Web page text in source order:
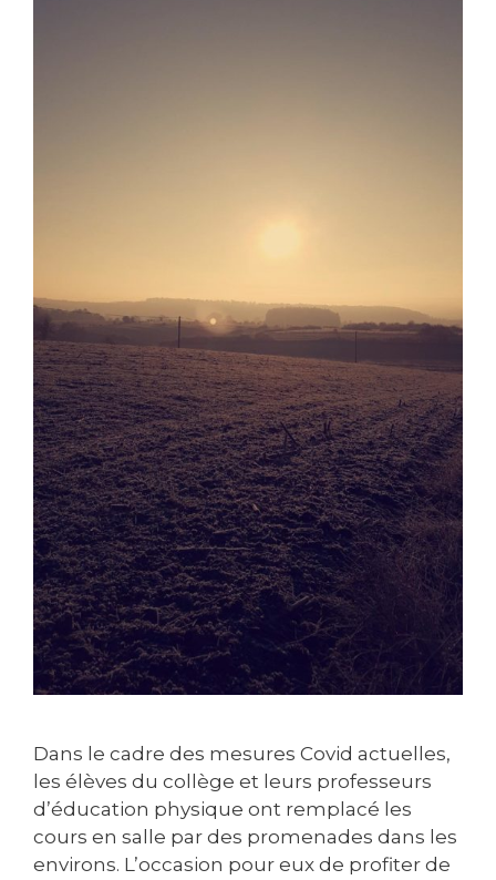
Dans le cadre des mesures Covid actuelles,
les élèves du collège et leurs professeurs
d’éducation physique ont remplacé les
cours en salle par des promenades dans les
environs. L’occasion pour eux de profiter de